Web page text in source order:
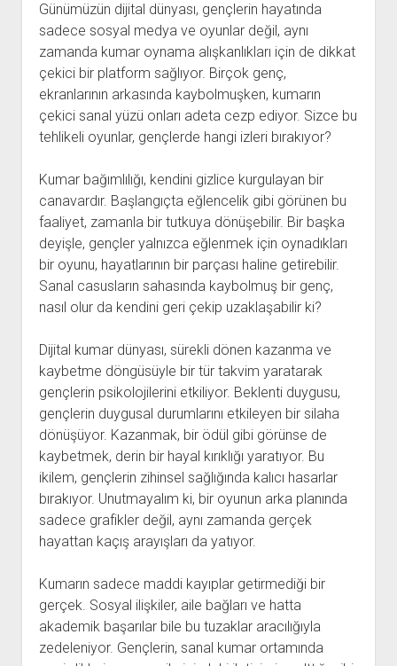
Günümüzün dijital dünyası, gençlerin hayatında
sadece sosyal medya ve oyunlar değil, aynı
zamanda kumar oynama alışkanlıkları için de dikkat
çekici bir platform sağlıyor. Birçok genç,
ekranlarının arkasında kaybolmuşken, kumarın
çekici sanal yüzü onları adeta cezp ediyor. Sizce bu
tehlikeli oyunlar, gençlerde hangi izleri bırakıyor?
Kumar bağımlılığı, kendini gizlice kurgulayan bir
canavardır. Başlangıçta eğlencelik gibi görünen bu
faaliyet, zamanla bir tutkuya dönüşebilir. Bir başka
deyişle, gençler yalnızca eğlenmek için oynadıkları
bir oyunu, hayatlarının bir parçası haline getirebilir.
Sanal casusların sahasında kaybolmuş bir genç,
nasıl olur da kendini geri çekip uzaklaşabilir ki?
Dijital kumar dünyası, sürekli dönen kazanma ve
kaybetme döngüsüyle bir tür takvim yaratarak
gençlerin psikolojilerini etkiliyor. Beklenti duygusu,
gençlerin duygusal durumlarını etkileyen bir silaha
dönüşüyor. Kazanmak, bir ödül gibi görünse de
kaybetmek, derin bir hayal kırıklığı yaratıyor. Bu
ikilem, gençlerin zihinsel sağlığında kalıcı hasarlar
bırakıyor. Unutmayalım ki, bir oyunun arka planında
sadece grafikler değil, aynı zamanda gerçek
hayattan kaçış arayışları da yatıyor.
Kumarın sadece maddi kayıplar getirmediği bir
gerçek. Sosyal ilişkiler, aile bağları ve hatta
akademik başarılar bile bu tuzaklar aracılığıyla
zedeleniyor. Gençlerin, sanal kumar ortamında